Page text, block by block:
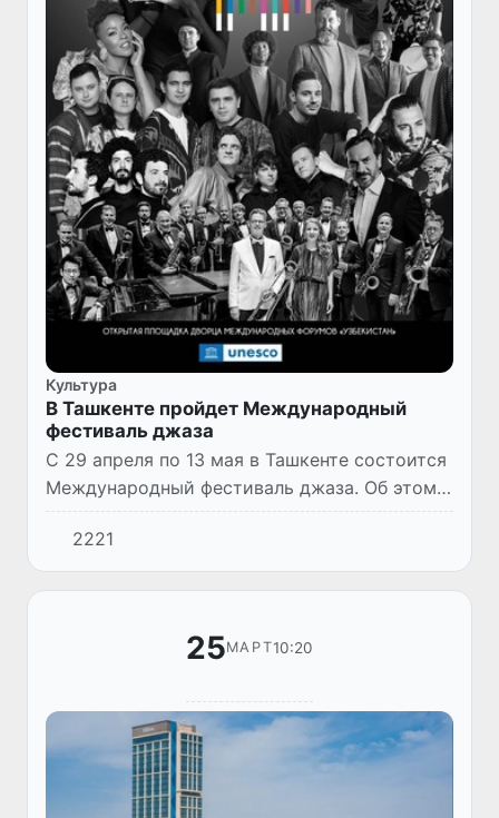
Культура
В Ташкенте пройдет Международный
фестиваль джаза
С 29 апреля по 13 мая в Ташкенте состоится
Международный фестиваль джаза. Об этом
сообщает пресс-служба Фонда развития
культуры и искусства.
2221
25МАРТ10:20